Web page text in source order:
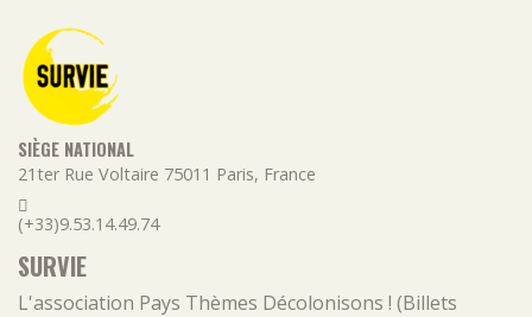
SIÈGE NATIONAL
21ter Rue Voltaire 75011 Paris, France
(+33)9.53.14.49.74
SURVIE
L'association Pays Thèmes Décolonisons ! (Billets